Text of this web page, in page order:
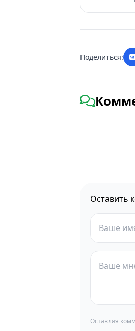
Поделиться:
Оставить
Оставляя